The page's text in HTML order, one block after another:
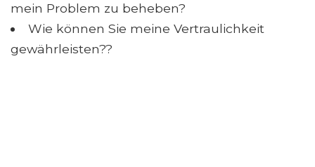
mein Problem zu beheben?
Wie können Sie meine Vertraulichkeit
gewährleisten??